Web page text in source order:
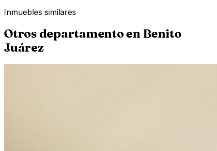
Inmuebles similares
Otros departamentoen Benito
Juárez